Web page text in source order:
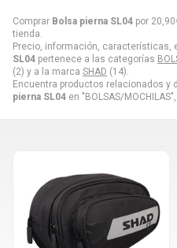
Comprar Bolsa pierna SL04 por 20,90
tienda.
Precio, información, características,
SL04 pertenece a las categorías
(2) y a la marca SHAD (14).
Encuentra productos relacionados
pierna SL04 en "BOLSAS/MOCHILAS",